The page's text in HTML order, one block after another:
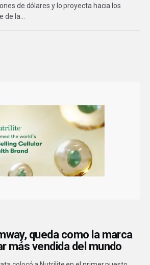
de dólares y lo proyecta hacia los
de la…
queda como la marca
más vendida del mundo